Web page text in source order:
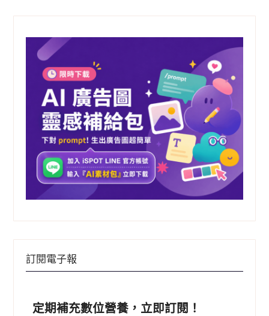
訂閱電子報
定期補充數位營養，立即訂閱！